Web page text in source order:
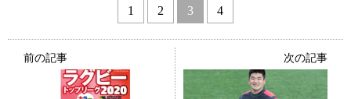
1 2 3 4
前の記事 次の記事